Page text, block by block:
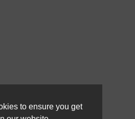
to ensure you get